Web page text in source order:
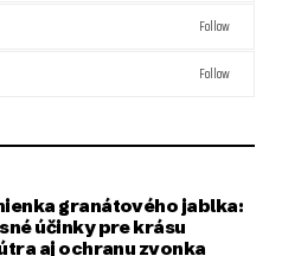
Follow
Follow
granátového jablka:
účinky pre krásu
aj ochranu zvonka